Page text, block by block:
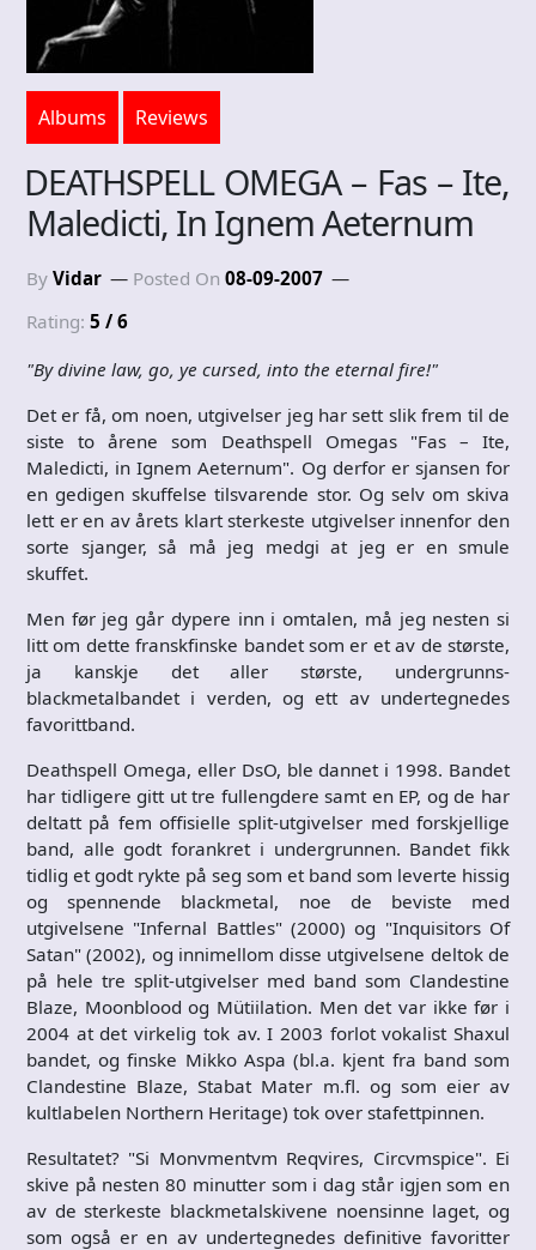
Albums Reviews
DEATHSPELL OMEGA – Fas – Ite,
Maledicti, In Ignem Aeternum
By Vidar Posted On 08-09-2007
Rating: 5 / 6
"By divine law, go, ye cursed, into the eternal fire!"
Det er få, om noen, utgivelser jeg har sett slik frem til de
siste to årene som Deathspell Omegas "Fas – Ite,
Maledicti, in Ignem Aeternum". Og derfor er sjansen for
en gedigen skuffelse tilsvarende stor. Og selv om skiva
lett er en av årets klart sterkeste utgivelser innenfor den
sorte sjanger, så må jeg medgi at jeg er en smule
skuffet.
Men før jeg går dypere inn i omtalen, må jeg nesten si
litt om dette franskfinske bandet som er et av de største,
ja kanskje det aller største, undergrunns-
blackmetalbandet i verden, og ett av undertegnedes
favorittband.
Deathspell Omega, eller DsO, ble dannet i 1998. Bandet
har tidligere gitt ut tre fullengdere samt en EP, og de har
deltatt på fem offisielle split-utgivelser med forskjellige
band, alle godt forankret i undergrunnen. Bandet fikk
tidlig et godt rykte på seg som et band som leverte hissig
og spennende blackmetal, noe de beviste med
utgivelsene "Infernal Battles" (2000) og "Inquisitors Of
Satan" (2002), og innimellom disse utgivelsene deltok de
på hele tre split-utgivelser med band som Clandestine
Blaze, Moonblood og Mütiilation. Men det var ikke før i
2004 at det virkelig tok av. I 2003 forlot vokalist Shaxul
bandet, og finske Mikko Aspa (bl.a. kjent fra band som
Clandestine Blaze, Stabat Mater m.fl. og som eier av
kultlabelen Northern Heritage) tok over stafettpinnen.
Resultatet? "Si Monvmentvm Reqvires, Circvmspice". Ei
skive på nesten 80 minutter som i dag står igjen som en
av de sterkeste blackmetalskivene noensinne laget, og
som også er en av undertegnedes definitive favoritter